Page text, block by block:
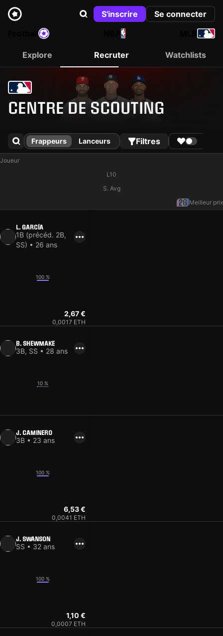
S'inscrire
Se connecter
NBA
Explore Recruter Watchlists
CENTRE DE SCOUTING
Frappeurs Lanceurs Filtres
Joueur
L10
S. Avg
Meilleur prix
L. GARCÍA
1B (précéd. 2B,
SS) • 26 ans
100 %
0,0017 ETH
2,67 €
B. SHEWMAKE
3B, SS • 28 ans
10 %
J. CAMINERO
3B • 23 ans
100 %
0,0041 ETH
6,53 €
J. SWANSON
SS • 32 ans
100 %
0,0007 ETH
1,10 €